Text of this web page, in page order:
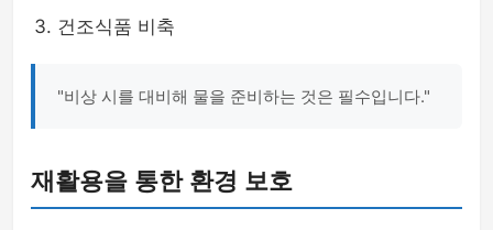
건조식품 비축
"비상 시를 대비해 물을 준비하는 것은 필수입니다."
재활용을 통한 환경 보호